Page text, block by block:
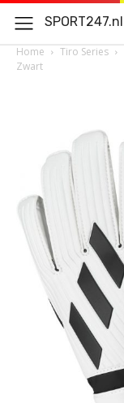
SPORT247.nl
Home Tiro Series
Zwart